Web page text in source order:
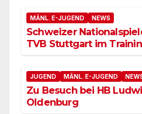
MÄNL. E-JUGEND NEWS
Schweizer
TVB Stuttgart im
JUGEND MÄNL. E-JUGEND
Zu Besuch bei HB
Oldenburg